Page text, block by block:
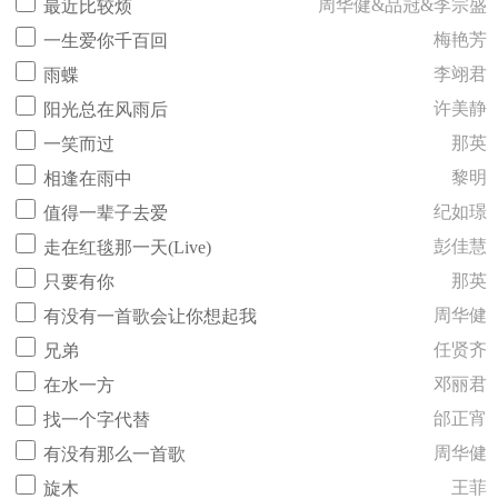
最近比较烦
周华健&品冠&李宗盛
一生爱你千百回
梅艳芳
雨蝶
李翊君
阳光总在风雨后
许美静
一笑而过
那英
相逢在雨中
黎明
值得一辈子去爱
纪如璟
走在红毯那一天(Live)
彭佳慧
只要有你
那英
有没有一首歌会让你想起我
周华健
兄弟
任贤齐
在水一方
邓丽君
找一个字代替
邰正宵
有没有那么一首歌
周华健
旋木
王菲